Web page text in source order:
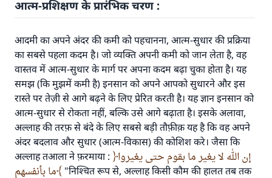
आत्म-प्रशिक्षण के प्रारंभिक चरण :
आदमी का अपने अंदर की कमी को पहचानना, आत्म-सुधार की प्रक्रिया
का सबसे पहला कदम है। जो व्यक्ति अपनी कमी को जान लेता है, वह
वास्तव में आत्म-सुधार के मार्ग पर अपना कदम बढ़ा चुका होता है। यह
समझ (कि मुझमें कमी है) इनसान को अपने आपको सुधारने और इस
रास्ते पर तेज़ी से आगे बढ़ने के लिए प्रेरित करती है। यह ज्ञान इनसान को
आत्म-सुधार से रोकता नहीं, बल्कि उसे आगे बढ़ाता है। इसके अलावा,
अल्लाह की तरफ़ से बंदे के लिए सबसे बड़ी तौफ़ीक़ यह है कि वह अपने
अंदर बदलाव और सुधार (आत्म-विकास) की कोशिश करे। जैसा कि
अल्लाह तआला ने फ़रमाया :
إن الله لا يغير ما بقوم حتى يغيروا
ما بأنفسهم
"निश्चित रूप से, अल्लाह किसी कौम की हालत तब तक